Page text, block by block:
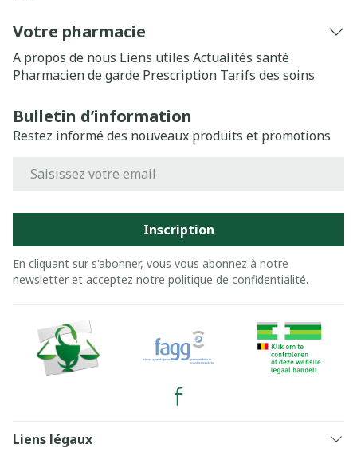
Votre pharmacie
A propos de nous Liens utiles Actualités santé
Pharmacien de garde Prescription Tarifs des soins
Bulletin d’information
Restez informé des nouveaux produits et promotions
Inscription
En cliquant sur s'abonner, vous vous abonnez à notre
newsletter et acceptez notre politique de confidentialité.
Liens légaux